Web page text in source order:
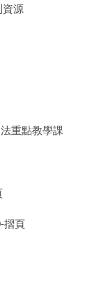
資源
重點教學課
摺頁